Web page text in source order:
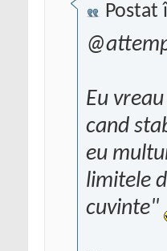
Postat
Eu
cand
eu
limitele
cuvinte"